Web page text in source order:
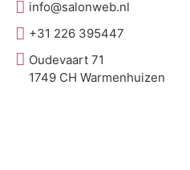
info@salonweb.nl
+31 226 395447
Oudevaart 71
1749 CH Warmenhuizen